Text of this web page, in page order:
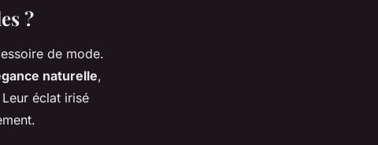
?
de mode.
naturelle,
éclat irisé